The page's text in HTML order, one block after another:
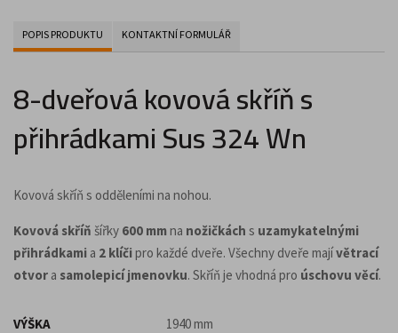
POPIS PRODUKTU KONTAKTNÍ FORMULÁŘ
8-dveřová kovová skříň s
přihrádkami Sus 324 Wn
Kovová skříň s odděleními na nohou.
Kovová skříň šířky 600 mmna nožičkách s uzamykatelnými
přihrádkami a 2 klíčipro každé dveře. Všechny dveře majívětrací
otvor a samolepicí jmenovku. Skříň je vhodná pro úschovu věcí.
VÝŠKA 1940 mm